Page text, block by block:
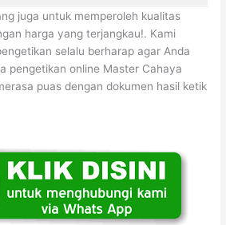
juga untuk memperoleh kualitas
harga yang terjangkau!. Kami
selalu berharap agar Anda
pengetikan online Master Cahaya
puas dengan dokumen hasil ketik